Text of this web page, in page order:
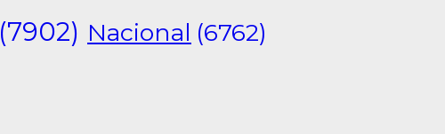
(7902) Nacional (6762)